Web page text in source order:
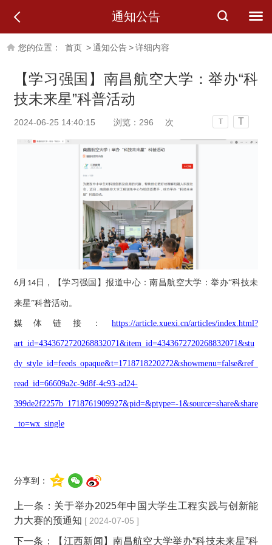
通知公告
您的位置： 首页 >通知公告>详细内容
【学习强国】南昌航空大学：举办“科
技未来星”科普活动
2024-06-25 14:40:15 浏览： 296 次 T T
6月 14日，【学习强国 】报道中心：南昌航空大学：举办“科技未
来星”科普活动。
媒体链接：https://article.xuexi.cn/articles/index.html?
art_id=4343672720268832071&item_id=4343672720268832071&stu
dy_style_id=feeds_opaque&t=1718718220272&showmenu=false&ref_
read_id=66609a2c-9d8f-4c93-ad24-
399de2f2257b_1718761909927&pid=&ptype=-1&source=share&share
_to=wx_single
分享到：
上一条： 关于举办2025年中国大学生工程实践与创新能
力大赛的预通知 [ 2024-07-05 ]
下一条： 【江西新闻】南昌航空大学举办“科技未来星”科